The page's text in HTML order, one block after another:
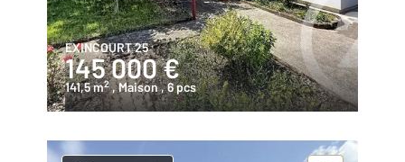
EXINCOURT 25
145 000 €
141,5 m2 , Maison, 6 pcs